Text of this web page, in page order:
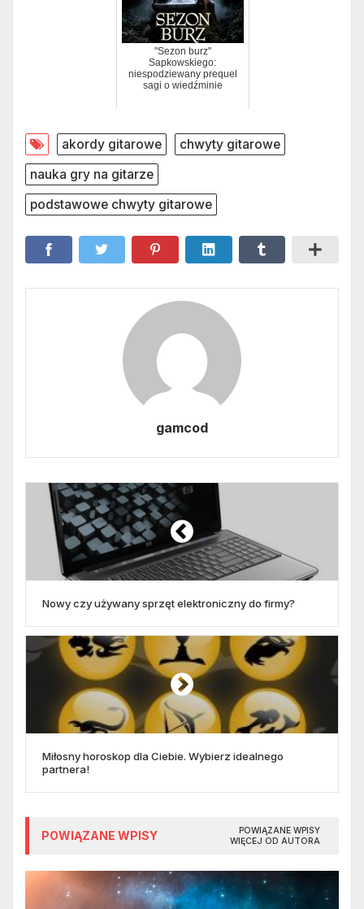
"Sezon burz"
Sapkowskiego:
niespodziewany prequel
sagi o wiedźminie
akordy gitarowe
chwyty gitarowe
nauka gry na gitarze
podstawowe chwyty gitarowe
gamcod
Nowy czy używany sprzęt elektroniczny do firmy?
Miłosny horoskop dla Ciebie. Wybierz idealnego
partnera!
POWIĄZANE WPISY
POWIĄZANE WPISY
WIĘCEJ OD AUTORA